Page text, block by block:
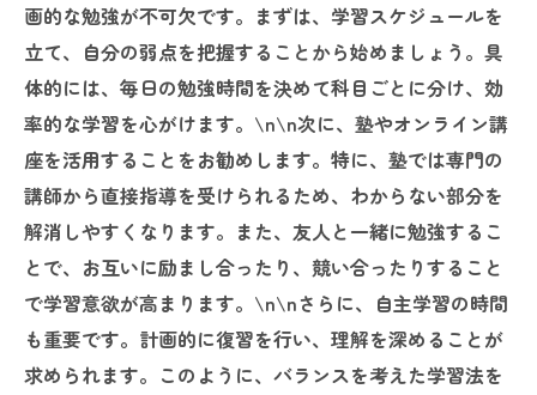
画的な勉強が不可欠です。まずは、学習スケジュールを
立て、自分の弱点を把握することから始めましょう。具
体的には、毎日の勉強時間を決めて科目ごとに分け、効
率的な学習を心がけます。\n\n次に、塾やオンライン講
座を活用することをお勧めします。特に、塾では専門の
講師から直接指導を受けられるため、わからない部分を
解消しやすくなります。また、友人と一緒に勉強するこ
とで、お互いに励まし合ったり、競い合ったりすること
で学習意欲が高まります。\n\nさらに、自主学習の時間
も重要です。計画的に復習を行い、理解を深めることが
求められます。このように、バランスを考えた学習法を